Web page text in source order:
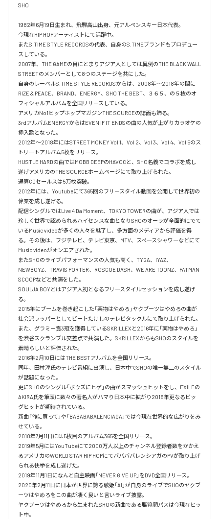
SHO
1982年6月19日生まれ、飛騨高山出身、元アルペンスキー日本代表。
今現在HIP HOPアーティストにて活躍中。
またS.TIME STYLE RECORDSの代表、自身のS.TIMEブランドもプロデュー
スしている。
2007年、THE GAMEの目にとまりアジア人としては異例のTHE BLACK WALL
STREETのメンバーとして8つのステージを共にした。
自身のレーベルS.TIME STYLE RECORDSからは、2008年〜2018年の間に
RIZE & PEACE、BRAND、ENERGY、SHO THE BEST、３６５、の５枚のオ
フィシャルアルバムを全国リリースしている。
アメリカNo1ヒップホップマガジンTHE SOURCEの誌面も飾る。
3rdアルバムENERGYからはEVEN IF IT ENDSの曲の人気が上がりカラオケの
挿入歌となった。
2012年〜2018年にはSTREET MONEY Vol 1、Vol 2、Vol 3、Vol 4、Vol 5のス
トリートアルバム5枚をリリース。
HUSTLE HARDの曲ではMOBB DEEPのHAVOCと、SHO名義でコラボを成し
遂げアメリカのTHE SOURCEホームページにて取り上げられた。
通算CDセールスは5万枚突破。
2012年には、Youtubeにて365回のフリースタイル動画を公開して世界初の
偉業を成し遂げる。
配信シングルではLive 4 Da Moment、TOKYO TOWERの曲が、アジア人では
珍しく世界で認められるハイセンスな曲となりSHOのオーラが全面的にでて
いるMusic videoが多くの人々を魅了し、多方面のメディアから評価を得
る。その後は、フジテレビ、テレビ東京、MTV、スペースシャワーなどにて
Music videoがオンエアされた。
またSHOのライブパフォーマンスの人気も高く、TYGA、IYAZ、
NEWBOYZ、TRAVIS PORTER、ROSCOE DASH、WE ARE TOONZ、FATMAN
SCOOPなどと共演をした。
SOULJA BOYとはアジア人初となるフリースタイルセッションを成し遂げ
る。
2015年にブームを巻き起こした「薬物はやめろ」ヤクブーツはやめろの曲が
社会派ラッパーとしてビートたけしのテレビタックルにて取り上げられた。
また、グラミー賞3冠を獲得しているSKRILLEXと2016年に「薬物はやめろ」
を渋谷スクランブル交差点で共演した。SKRILLEXからもSHOのスタイルを
素晴らしいと評価された。
2016年2月10日にはTHE BESTアルバムを全国リリース。
同年、田村淳氏のテレビ番組に出演し、日本中でSHOの唯一無二のスタイル
が話題になった。
更にSHOのシングル「ボウズにヒゲ」の曲がスマッシュヒットをし、EXILEの
AKIRA氏を筆頭に数々の著名人がハマり日本中に拡がり2018年更なるビッ
グヒットが期待されている。
新曲「俺に買って」や「BABABABALENCIAGA」では今現在世界的な広がりをみ
せている。
2018年7月11日には5枚目のアルバム365を全国リリース。
2019年5月にはYouTubeにて2000万人以上のチャンネル登録者数をかかえ
るアメリカのWORLD STAR HIP HOPにてババババレンシアガのPVが取り上げ
られる快挙を成し遂げた。
2019年11月1日になんと自主映画「NEVER GIVE UP」をDVD全国リリース。
2020年2月11日に日本が世界に誇る歌姫「AI」が自身のライブでSHOのヤクブ
ーツはやめろをこの曲が凄く良いと言いライブ披露。
ヤクブーツはやめろから生まれたSHOの新曲である職質顔パスは今現在ヒッ
ト中。